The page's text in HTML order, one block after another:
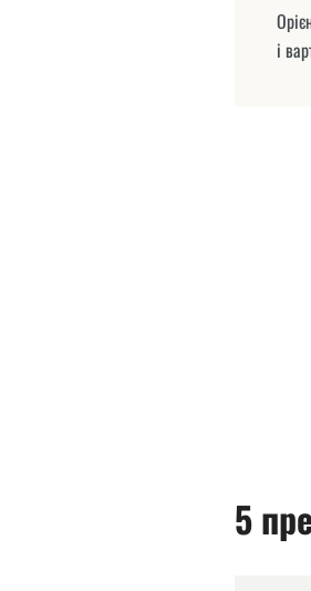
і
5